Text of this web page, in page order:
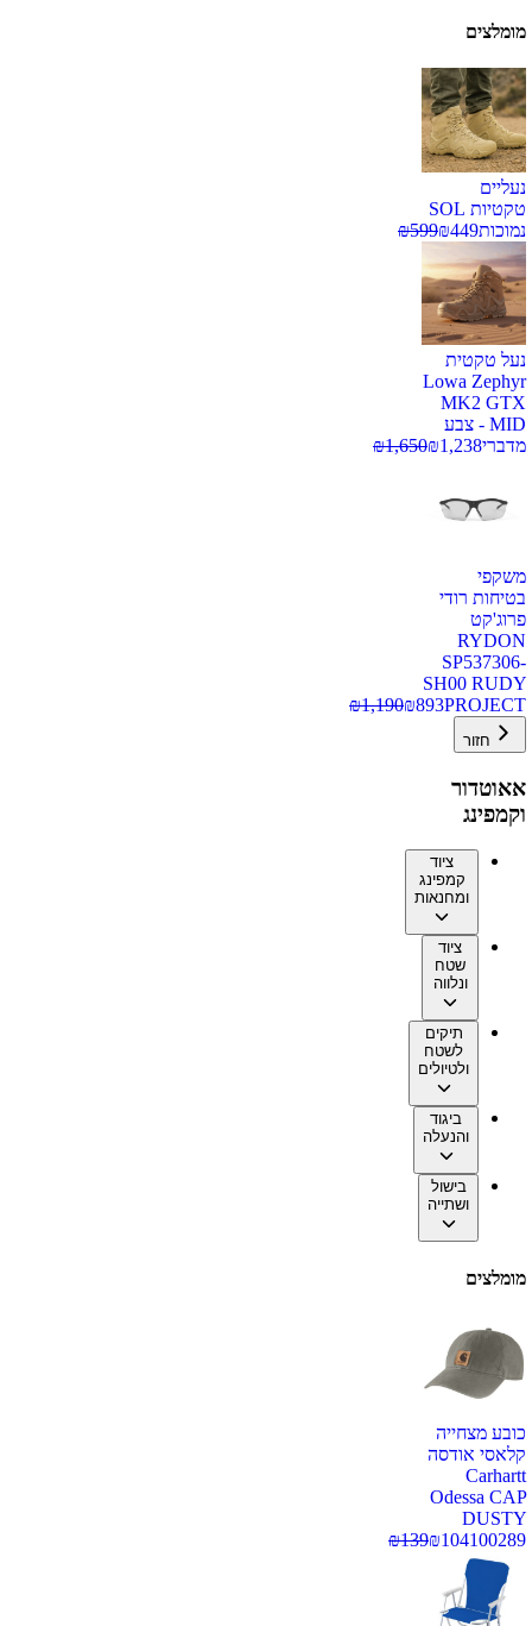
מומלצים
נעליים
טקטיות SOL
נמוכות
₪449
₪599
נעל טקטית
Lowa Zephyr
MK2 GTX
MID - צבע
מדברי
₪1,238
₪1,650
משקפי
בטיחות רודי
פרוג'קט
RYDON
SP537306-
SH00 RUDY
PROJECT
₪893
₪1,190
חזור
אאוטדור
וקמפינג
ציוד
קמפינג
ומחנאות
ציוד
שטח
ונלווה
תיקים
לשטח
ולטיולים
ביגוד
והנעלה
בישול
ושתייה
מומלצים
כובע מצחייה
קלאסי אודסה
Carhartt
Odessa CAP
DUSTY
100289
₪104
₪139